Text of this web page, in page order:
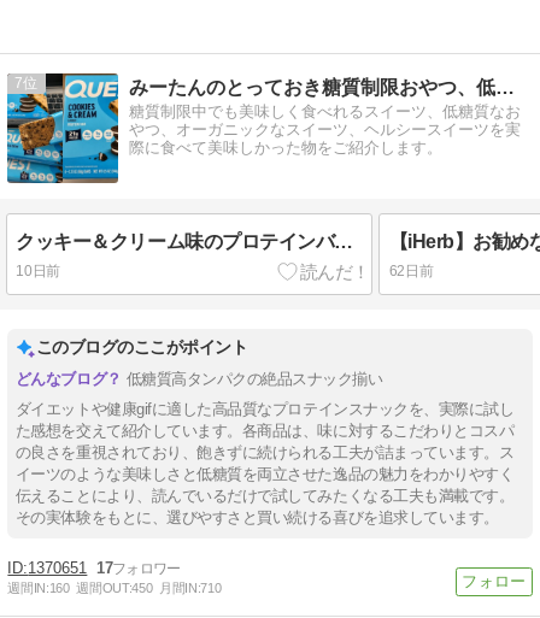
7 みーたんのとっておき糖質制限おやつ、低糖質スイーツ
糖質制限中でも美味しく食べれるスイーツ、低糖質なお
やつ、オーガニックなスイーツ、ヘルシースイーツを実
際に食べて美味しかった物をご紹介します。
クッキー＆クリーム味のプロテインバーを求めて・・・
10日前 62日前
このブログのここがポイント
低糖質高タンパクの絶品スナック揃い
ダイエットや健康gifに適した高品質なプロテインスナックを、実際に試し
た感想を交えて紹介しています。各商品は、味に対するこだわりとコスパ
の良さを重視されており、飽きずに続けられる工夫が詰まっています。ス
イーツのような美味しさと低糖質を両立させた逸品の魅力をわかりやすく
伝えることにより、読んでいるだけで試してみたくなる工夫も満載です。
その実体験をもとに、選びやすさと買い続ける喜びを追求しています。
1370651 17
週間IN:160 週間OUT:450 月間IN:710